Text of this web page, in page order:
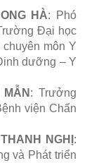
HÀ: Phó
Đại học
môn Y
dưỡng – Y
: Trưởng
viện Chấn
NGHỊ :
và Phát triển